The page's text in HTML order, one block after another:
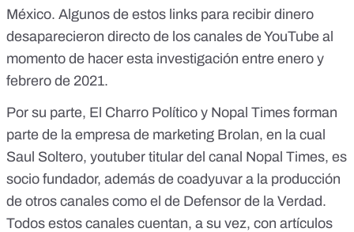
México. Algunos de estos links para recibir dinero
desaparecieron directo de los canales de YouTube al
momento de hacer esta investigación entre enero y
febrero de 2021.
Por su parte, El Charro Político y Nopal Times forman
parte de la empresa de marketing Brolan, en la cual
Saul Soltero, youtuber titular del canal Nopal Times, es
socio fundador, además de coadyuvar a la producción
de otros canales como el de Defensor de la Verdad.
Todos estos canales cuentan, a su vez, con artículos